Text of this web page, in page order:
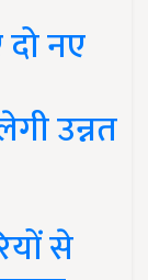
नए
उन्नत
से